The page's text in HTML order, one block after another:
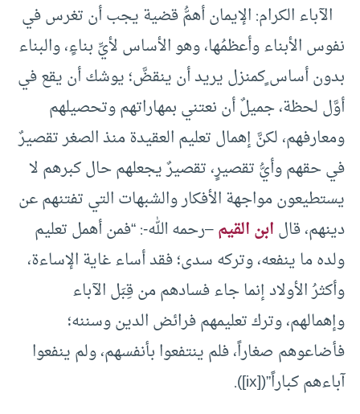
الآباء الكرام: الإيمان أهمُّ قضية يجب أن تغرس في
نفوس الأبناء وأعظمُها، وهو الأساس لأيِّ بناءٍ، والبناء
بدون أساس ٍكمنزل يريد أن ينقضَّ؛ يوشك أن يقع في
أوَّل لحظة، جميلٌ أن نعتني بمهاراتهم وتحصيلهم
ومعارفهم، لكنَّ إهمال تعليم العقيدة منذ الصغر تقصيرٌ
في حقهم وأيُّ تقصيرٍ، تقصيرٌ يجعلهم حال كبرهم لا
يستطيعون مواجهة الأفكار والشبهات التي تفتنهم عن
دينهم، قالابن القيم–رحمه الله-: “فمن أهمل تعليم
ولده ما ينفعه، وتركه سدى؛ فقد أساء غاية الإساءة،
وأكثرُ الأولاد إنما جاء فسادهم من قِبَل الآباء
وإهمالهم، وترك تعليمهم فرائض الدين وسننه؛
فأضاعوهم صغاراً، فلم ينتفعوا بأنفسهم، ولم ينفعوا
آباءهم كباراً”([ix]).